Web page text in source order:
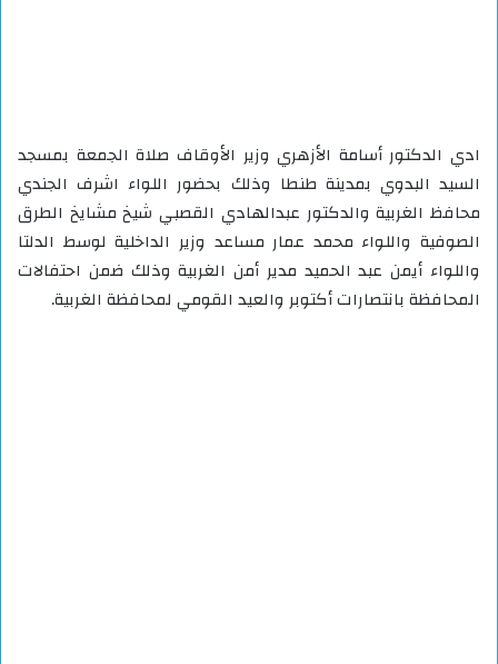
ادي الدكتور أسامة الأزهري وزير الأوقاف صلاة الجمعة بمسجد
السيد البدوي بمدينة طنطا وذلك بحضور اللواء اشرف الجندي
محافظ الغربية والدكتور عبدالهادي القصبي شيخ مشايخ الطرق
الصوفية واللواء محمد عمار مساعد وزير الداخلية لوسط الدلتا
واللواء أيمن عبد الحميد مدير أمن الغربية وذلك ضمن احتفالات
المحافظة بانتصارات أكتوبر والعيد القومي لمحافظة الغربية.